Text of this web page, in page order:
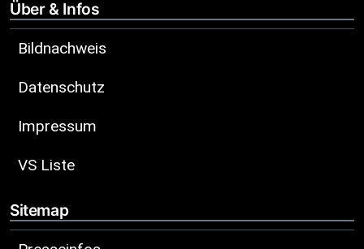
Über & Infos
Bildnachweis
Datenschutz
Impressum
VS Liste
Sitemap